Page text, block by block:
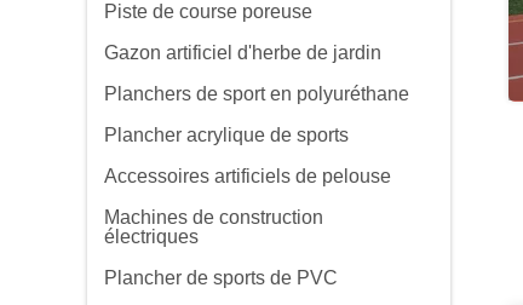
Piste de course poreuse
Gazon artificiel d'herbe de jardin
Planchers de sport en polyuréthane
Plancher acrylique de sports
Accessoires artificiels de pelouse
Machines de construction
électriques
Plancher de sports de PVC